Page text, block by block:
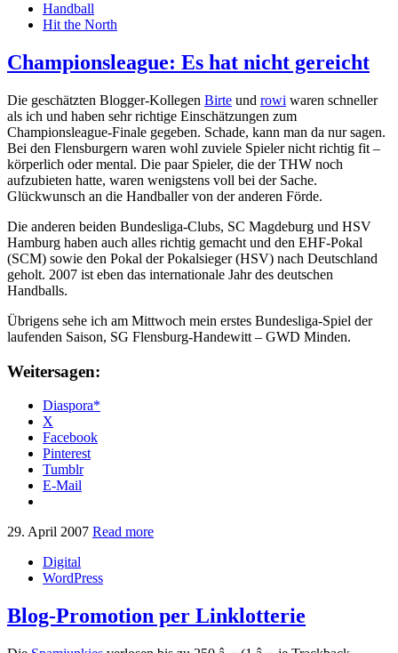
Handball
Hit the North
Championsleague: Es hat nicht gereicht
Die geschätzten Blogger-Kollegen Birte und rowi waren schneller
als ich und haben sehr richtige Einschätzungen zum
Championsleague-Finale gegeben. Schade, kann man da nur sagen.
Bei den Flensburgern waren wohl zuviele Spieler nicht richtig fit –
körperlich oder mental. Die paar Spieler, die der THW noch
aufzubieten hatte, waren wenigstens voll bei der Sache.
Glückwunsch an die Handballer von der anderen Förde.
Die anderen beiden Bundesliga-Clubs, SC Magdeburg und HSV
Hamburg haben auch alles richtig gemacht und den EHF-Pokal
(SCM) sowie den Pokal der Pokalsieger (HSV) nach Deutschland
geholt. 2007 ist eben das internationale Jahr des deutschen
Handballs.
Übrigens sehe ich am Mittwoch mein erstes Bundesliga-Spiel der
laufenden Saison, SG Flensburg-Handewitt – GWD Minden.
Weitersagen:
Diaspora*
X
Facebook
Pinterest
Tumblr
E-Mail
29. April 2007 Read more
Digital
WordPress
Blog-Promotion per Linklotterie